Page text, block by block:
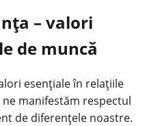
– valori
de muncă
esențiale în relațiile
manifestăm respectul
de diferențele noastre.